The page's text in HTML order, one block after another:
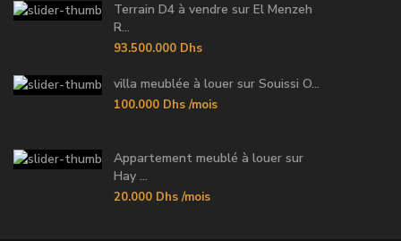
Terrain D4 à vendre sur El Menzeh
R...
93.500.000 Dhs
villa meublée à louer sur Souissi O...
100.000 Dhs /mois
Appartement meublé à louer sur
Hay ...
20.000 Dhs /mois